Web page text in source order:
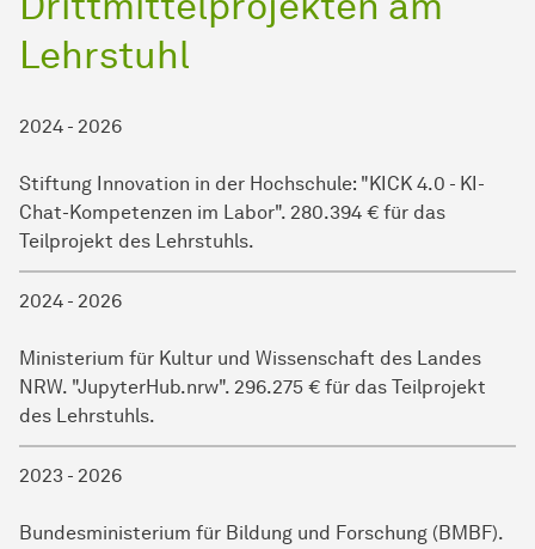
Lehrstuhl
2024 - 2026
Stiftung Innovation in der Hochschule: "KICK 4.0 - KI-
Chat-Kompetenzen im Labor". 280.394 € für das
Teilprojekt des Lehrstuhls.
2024 - 2026
Ministerium für Kultur und Wissenschaft des Landes
NRW. "JupyterHub.nrw". 296.275 € für das Teilprojekt
des Lehrstuhls.
2023 - 2026
Bundesministerium für Bildung und Forschung (BMBF).